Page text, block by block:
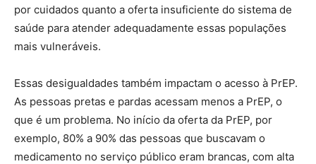
por cuidados quanto a oferta insuficiente do sistema de
saúde para atender adequadamente essas populações
mais vulneráveis.
Essas desigualdades também impactam o acesso à PrEP.
As pessoas pretas e pardas acessam menos a PrEP, o
que é um problema. No início da oferta da PrEP, por
exemplo, 80% a 90% das pessoas que buscavam o
medicamento no serviço público eram brancas, com alta